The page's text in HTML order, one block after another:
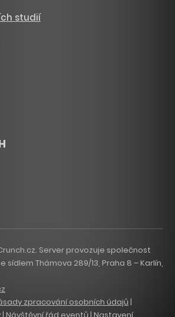
studií
Server provozuje společnost
sídlem Thámova 289/13, Praha 8 – Karlín,
zpracování osobních údajů |